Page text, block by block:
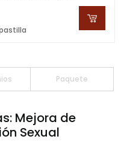
Paquete
Mejora de
Sexual